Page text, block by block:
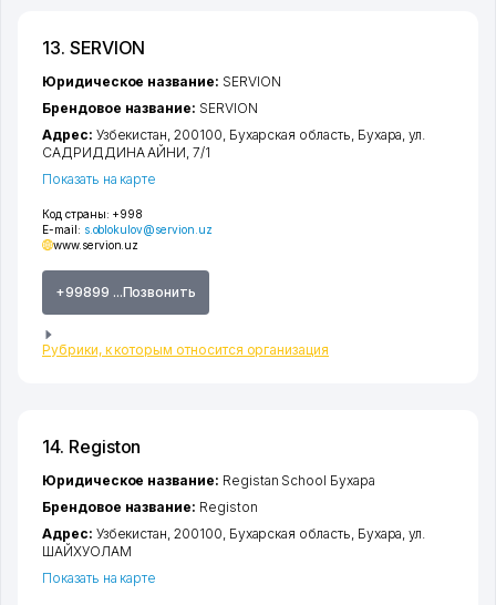
13. SERVION
Код страны: +998
E-mail: s.oblokulov@servion.uz
www.servion.uz
+99899 ...Позвонить
Рубрики, к которым относится организация
Юридическое название: SERVION
Брендовое название: SERVION
Адрес: Узбекистан, 200100, Бухарская область Бухара ,ул.
САДРИДДИНА АЙНИ , 7/1
Показать на карте
14. Registon
Юридическое название: Registan School Бухара
Брендовое название: Registon
Адрес: Узбекистан, 200100, Бухарская область Бухара ,ул.
ШАЙХУОЛАМ
Показать на карте